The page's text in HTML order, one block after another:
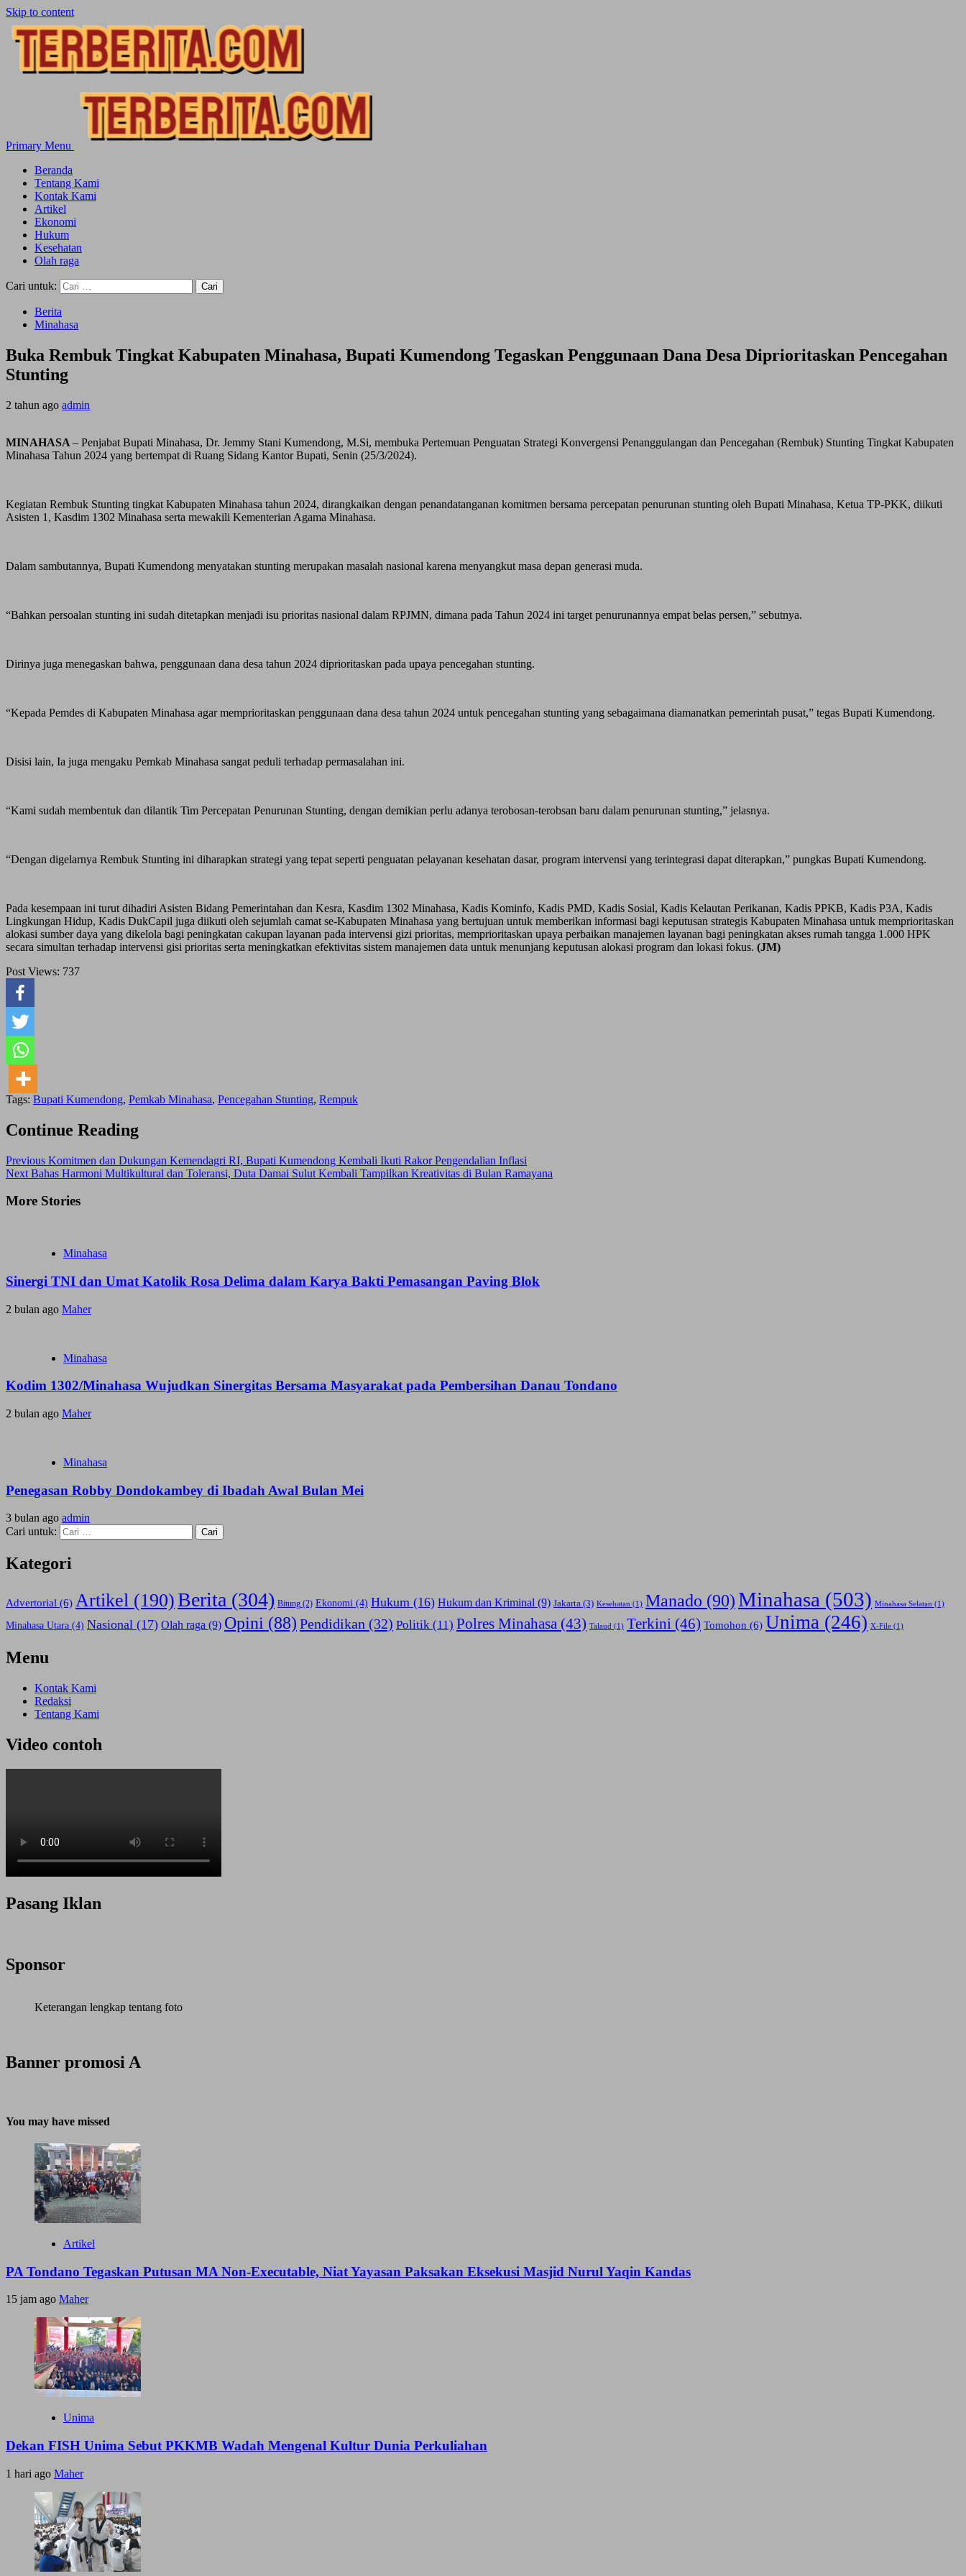
Skip to content
Primary Menu
Beranda
Tentang Kami
Kontak Kami
Artikel
Ekonomi
Hukum
Kesehatan
Olah raga
Cari untuk:
Berita
Minahasa
Buka Rembuk Tingkat Kabupaten Minahasa, Bupati Kumendong Tegaskan Penggunaan Dana Desa Diprioritaskan Pencegahan
Stunting
2 tahun ago admin
MINAHASA – Penjabat Bupati Minahasa, Dr. Jemmy Stani Kumendong, M.Si, membuka Pertemuan Penguatan Strategi Konvergensi Penanggulangan dan Pencegahan (Rembuk) Stunting Tingkat Kabupaten
Minahasa Tahun 2024 yang bertempat di Ruang Sidang Kantor Bupati, Senin (25/3/2024).
Kegiatan Rembuk Stunting tingkat Kabupaten Minahasa tahun 2024, dirangkaikan dengan penandatanganan komitmen bersama percepatan penurunan stunting oleh Bupati Minahasa, Ketua TP-PKK, diikuti
Asisten 1, Kasdim 1302 Minahasa serta mewakili Kementerian Agama Minahasa.
Dalam sambutannya, Bupati Kumendong menyatakan stunting merupakan masalah nasional karena menyangkut masa depan generasi muda.
“Bahkan persoalan stunting ini sudah ditetapkan menjadi isu prioritas nasional dalam RPJMN, dimana pada Tahun 2024 ini target penurunannya empat belas persen,” sebutnya.
Dirinya juga menegaskan bahwa, penggunaan dana desa tahun 2024 diprioritaskan pada upaya pencegahan stunting.
“Kepada Pemdes di Kabupaten Minahasa agar memprioritaskan penggunaan dana desa tahun 2024 untuk pencegahan stunting yang sebagaimana diamanatkan pemerintah pusat,” tegas Bupati Kumendong.
Disisi lain, Ia juga mengaku Pemkab Minahasa sangat peduli terhadap permasalahan ini.
“Kami sudah membentuk dan dilantik Tim Percepatan Penurunan Stunting, dengan demikian perlu adanya terobosan-terobsan baru dalam penurunan stunting,” jelasnya.
“Dengan digelarnya Rembuk Stunting ini diharapkan strategi yang tepat seperti penguatan pelayanan kesehatan dasar, program intervensi yang terintegrasi dapat diterapkan,” pungkas Bupati Kumendong.
Pada kesempaan ini turut dihadiri Asisten Bidang Pemerintahan dan Kesra, Kasdim 1302 Minahasa, Kadis Kominfo, Kadis PMD, Kadis Sosial, Kadis Kelautan Perikanan, Kadis PPKB, Kadis P3A, Kadis
Lingkungan Hidup, Kadis DukCapil juga diikuti oleh sejumlah camat se-Kabupaten Minahasa yang bertujuan untuk memberikan informasi bagi keputusan strategis Kabupaten Minahasa untuk memprioritaskan
alokasi sumber daya yang dikelola bagi peningkatan cakupan layanan pada intervensi gizi prioritas, memprioritaskan upaya perbaikan manajemen layanan bagi peningkatan akses rumah tangga 1.000 HPK
secara simultan terhadap intervensi gisi prioritas serta meningkatkan efektivitas sistem manajemen data untuk menunjang keputusan alokasi program dan lokasi fokus. (JM)
Post Views: 737
Tags: Bupati Kumendong, Pemkab Minahasa, Pencegahan Stunting, Rempuk
Continue Reading
Previous Komitmen dan Dukungan Kemendagri RI, Bupati Kumendong Kembali Ikuti Rakor Pengendalian Inflasi
Next Bahas Harmoni Multikultural dan Toleransi, Duta Damai Sulut Kembali Tampilkan Kreativitas di Bulan Ramayana
More Stories
Minahasa
Sinergi TNI dan Umat Katolik Rosa Delima dalam Karya Bakti Pemasangan Paving Blok
2 bulan ago Maher
Minahasa
Kodim 1302/Minahasa Wujudkan Sinergitas Bersama Masyarakat pada Pembersihan Danau Tondano
2 bulan ago Maher
Minahasa
Penegasan Robby Dondokambey di Ibadah Awal Bulan Mei
3 bulan ago admin
Cari untuk:
Kategori
Advertorial (6) Artikel (190)Berita (304) Bitung (2) Ekonomi (4) Hukum (16) Hukum dan Kriminal (9) Jakarta (3) Kesehatan (1) Manado (90) Minahasa (503) Minahasa Selatan (1)
Minahasa Utara (4) Nasional (17) Olah raga (9) Opini (88) Pendidikan (32) Politik (11) Polres Minahasa (43) Talaud (1) Terkini (46) Tomohon (6) Unima (246) X-File (1)
Menu
Kontak Kami
Redaksi
Tentang Kami
Video contoh
Pasang Iklan
Sponsor
Keterangan lengkap tentang foto
Banner promosi A
You may have missed
Artikel
PA Tondano Tegaskan Putusan MA Non-Executable, Niat Yayasan Paksakan Eksekusi Masjid Nurul Yaqin Kandas
15 jam ago Maher
Unima
Dekan FISH Unima Sebut PKKMB Wadah Mengenal Kultur Dunia Perkuliahan
1 hari ago Maher